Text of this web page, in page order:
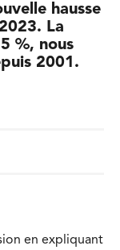
hausse
La
%, nous
2001.
en expliquant